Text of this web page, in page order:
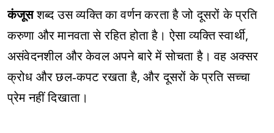
कंजूसशब्द उस व्यक्ति का वर्णन करता है जो दूसरों के प्रति
करुणा और मानवता से रहित होता है। ऐसा व्यक्ति स्वार्थी,
असंवेदनशील और केवल अपने बारे में सोचता है। वह अक्सर
क्रोध और छल‑कपट रखता है, और दूसरों के प्रति सच्चा
प्रेम नहीं दिखाता।